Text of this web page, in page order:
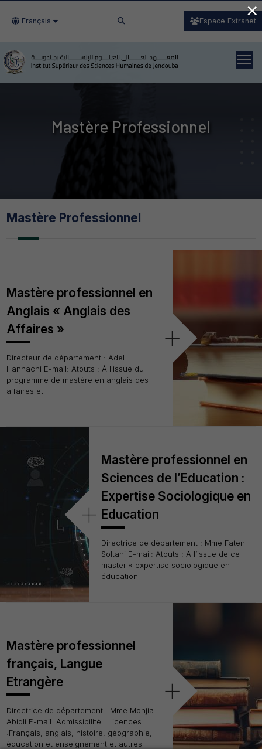
Français Espace Extranet
Mastère Professionnel
Mastère Professionnel
Mastère professionnel en
Anglais « Anglais des
Affaires »
Directeur de département : Adel
Hannachi E-mail: Atouts : À l'issue du
programme de mastère en anglais des
affaires et
+
Mastère professionnel en
Sciences de l’Education :
Expertise Sociologique en
Education
Directrice de département : Mme Faten
Soltani E-mail: Atouts : A l’issue de ce
master « expertise sociologique en
éducation
+
Mastère professionnel
français, Langue
Etrangère
Directrice de département : Mme Monjia
Abidli E-mail: Admissibilité : Licences
:Français, anglais, histoire, géographie,
éducation et enseignement et autres
+
×